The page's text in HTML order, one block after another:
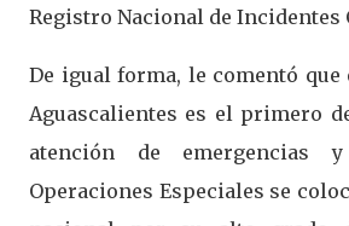
Registro Nacional de Incidentes
De igual forma, le comentó que
Aguascalientes es el primero
atención de emergencias
Operaciones Especiales se